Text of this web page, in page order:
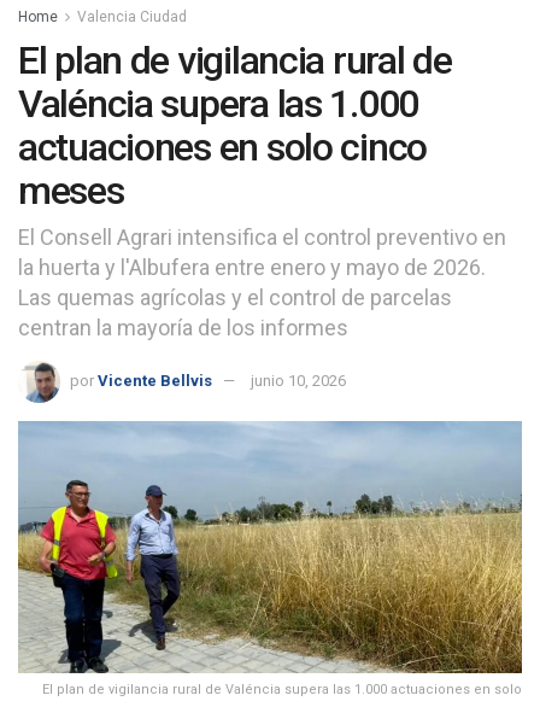
Home Valencia Ciudad
El plan de vigilancia rural de
Valéncia supera las 1.000
actuaciones en solo cinco
meses
El Consell Agrari intensifica el control preventivo en
la huerta y l'Albufera entre enero y mayo de 2026.
Las quemas agrícolas y el control de parcelas
centran la mayoría de los informes
por Vicente Bellvis junio 10, 2026
El plan de vigilancia rural de Valéncia supera las 1.000 actuaciones en solo